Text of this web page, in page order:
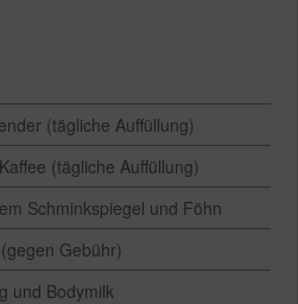
(tägliche Auffüllung)
(tägliche Auffüllung)
Schminkspiegel und Föhn
Gebühr)
und Bodymilk